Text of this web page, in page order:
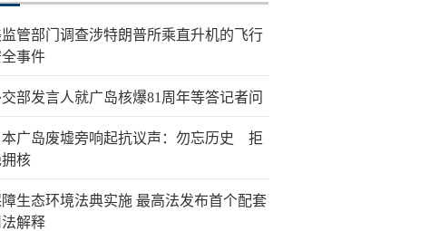
监管部门调查涉特朗普所乘直升机的飞行
事件
部发言人就广岛核爆81周年等答记者问
本广岛废墟旁响起抗议声：勿忘历史 拒
核
生态环境法典实施 最高法发布首个配套
解释